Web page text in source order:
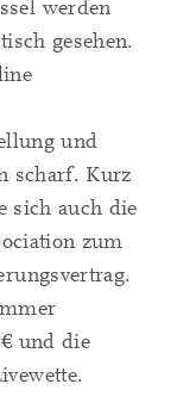
werden
gesehen.
und
scharf. Kurz
sich auch die
zum
und die